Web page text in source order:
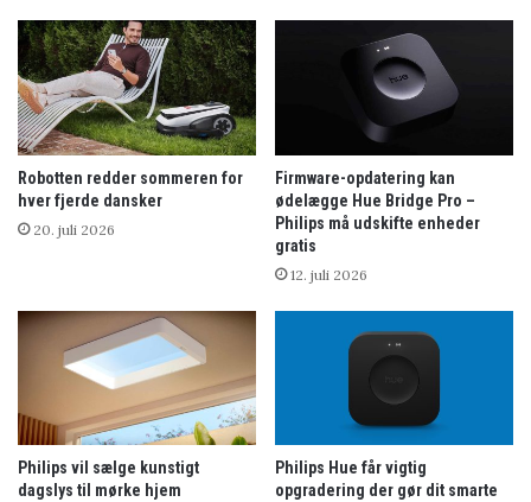
Robotten redder sommeren for
hver fjerde dansker
20. juli 2026
Firmware-opdatering kan
ødelægge Hue Bridge Pro –
Philips må udskifte enheder
gratis
12. juli 2026
Philips vil sælge kunstigt
dagslys til mørke hjem
Philips Hue får vigtig
opgradering der gør dit smarte